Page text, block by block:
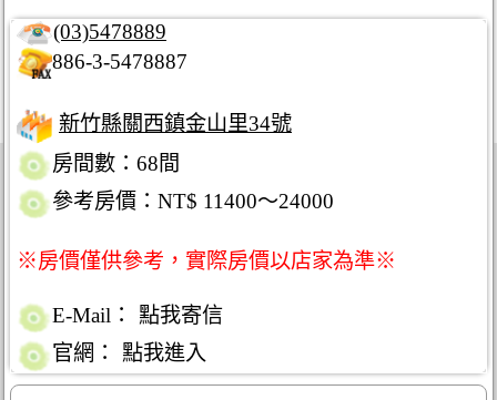
(03)5478889
886-3-5478887
新竹縣關西鎮金山里34號
房間數：68間
參考房價：NT$ 11400～24000
※房價僅供參考，實際房價以店家為準※
E-Mail：
點我寄信
官網：
點我進入